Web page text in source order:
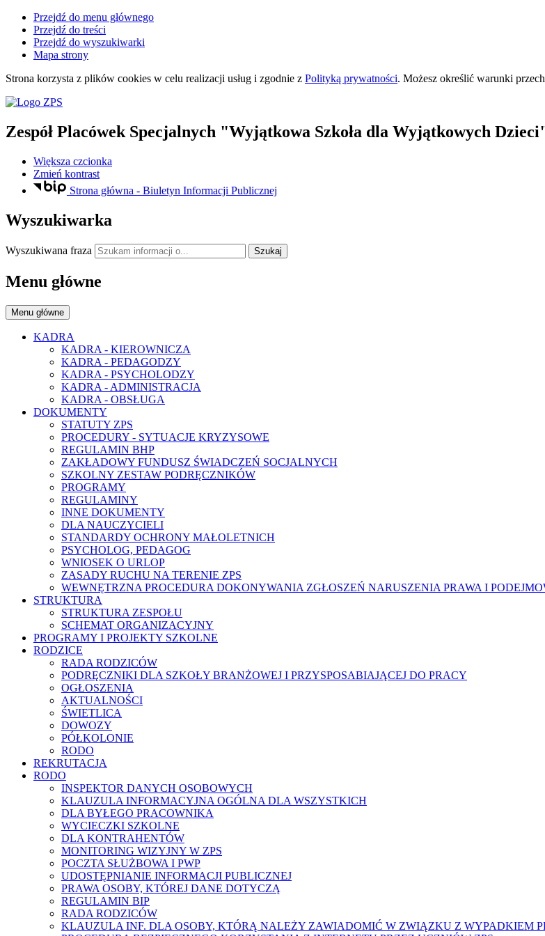
Przejdź do menu głównego
Przejdź do treści
Przejdź do wyszukiwarki
Mapa strony
Strona korzysta z plików cookies w celu realizacji usług i zgodnie z Polityką prywatności. Możesz określić warunki
Zespół Placówek Specjalnych "Wyjątkowa Szkoła dla Wyjątkowych
Większa czcionka
Zmień kontrast
Strona główna - Biuletyn Informacji Publicznej
Wyszukiwarka
Wyszukiwana fraza Szukaj
Menu główne
Menu główne
KADRA
KADRA - KIEROWNICZA
KADRA - PEDAGODZY
KADRA - PSYCHOLODZY
KADRA - ADMINISTRACJA
KADRA - OBSŁUGA
DOKUMENTY
STATUTY ZPS
PROCEDURY - SYTUACJE KRYZYSOWE
REGULAMIN BHP
ZAKŁADOWY FUNDUSZ ŚWIADCZEŃ SOCJALNYCH
SZKOLNY ZESTAW PODRĘCZNIKÓW
PROGRAMY
REGULAMINY
INNE DOKUMENTY
DLA NAUCZYCIELI
STANDARDY OCHRONY MAŁOLETNICH
PSYCHOLOG, PEDAGOG
WNIOSEK O URLOP
ZASADY RUCHU NA TERENIE ZPS
WEWNĘTRZNA PROCEDURA DOKONYWANIA ZGŁOSZEŃ NARUSZENIA PRAWA I
STRUKTURA
STRUKTURA ZESPOŁU
SCHEMAT ORGANIZACYJNY
PROGRAMY I PROJEKTY SZKOLNE
RODZICE
RADA RODZICÓW
PODRĘCZNIKI DLA SZKOŁY BRANŻOWEJ I PRZYSPOSABIAJĄCEJ DO PRACY
OGŁOSZENIA
AKTUALNOŚCI
ŚWIETLICA
DOWOZY
PÓŁKOLONIE
RODO
REKRUTACJA
RODO
INSPEKTOR DANYCH OSOBOWYCH
KLAUZULA INFORMACYJNA OGÓLNA DLA WSZYSTKICH
DLA BYŁEGO PRACOWNIKA
WYCIECZKI SZKOLNE
DLA KONTRAHENTÓW
MONITORING WIZYJNY W ZPS
POCZTA SŁUŻBOWA I PWP
UDOSTĘPNIANIE INFORMACJI PUBLICZNEJ
PRAWA OSOBY, KTÓREJ DANE DOTYCZĄ
REGULAMIN BIP
RADA RODZICÓW
KLAUZULA INF. DLA OSOBY, KTÓRĄ NALEŻY ZAWIADOMIĆ W ZWIĄZKU Z WYPADKIEM